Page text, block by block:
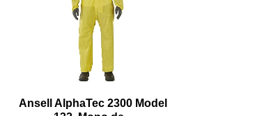
Ansell AlphaTec 2300 Model